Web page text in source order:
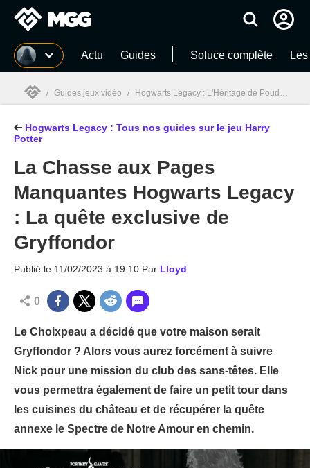
MGG Actu Guides Soluce complète
MGG
/ Guides jeux vidéo / Hogwarts Legacy : L'Héritage de Poudlard
Hogwarts Legacy : Tous nos guides sur le jeu Harry
Potter
La Chasse aux Pages
Manquantes Hogwarts Legacy
: La quête exclusive de
Gryffondor
Publié le 11/02/2023 à 19:10 Par Lloyd
0
Le Choixpeau a décidé que votre maison serait
Gryffondor ? Alors vous aurez forcément à suivre
Nick pour une mission du club des sans-têtes. Elle
vous permettra également de faire un petit tour dans
les cuisines du château et de récupérer la quête
annexe le Spectre de Notre Amour en chemin.